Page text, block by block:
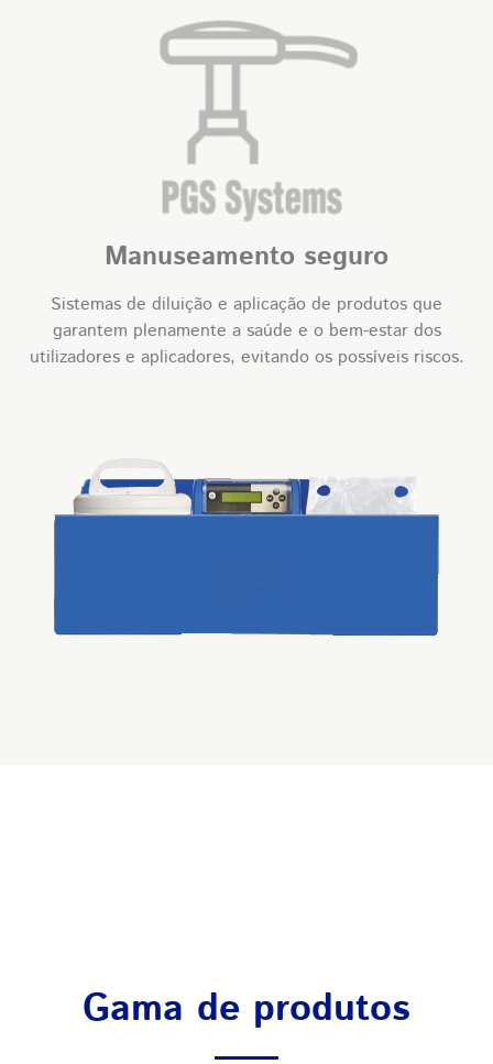
Manuseamento seguro
Sistemas de diluição e aplicação de produtos que
garantem plenamente a saúde e o bem-estar dos
utilizadores e aplicadores, evitando os possíveis riscos.
Gama de produtos